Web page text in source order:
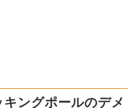
ングポールのデメ